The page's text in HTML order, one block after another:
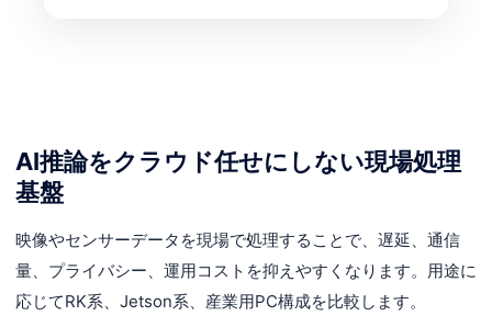
AI推論をクラウド任せにしない現場処理
基盤
映像やセンサーデータを現場で処理することで、遅延、通信
量、プライバシー、運用コストを抑えやすくなります。用途に
応じてRK系、Jetson系、産業用PC構成を比較します。